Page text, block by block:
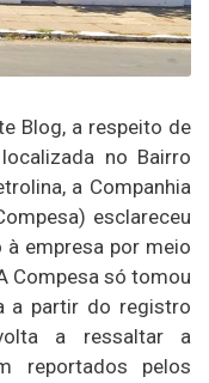
Blog, a respeito de
no Bairro
a Companhia
esclareceu
empresa por meio
Compesa só tomou
a partir do registro
a ressaltar a
reportados pelos